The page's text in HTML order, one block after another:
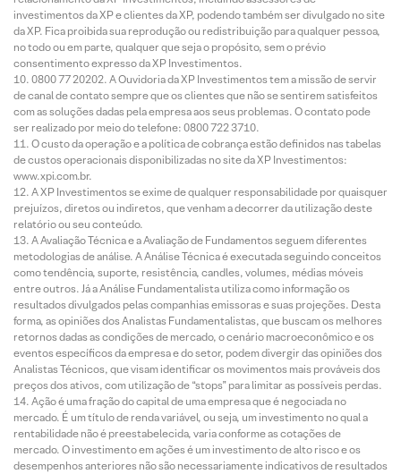
investimentos da XP e clientes da XP, podendo também ser divulgado no site
da XP. Fica proibida sua reprodução ou redistribuição para qualquer pessoa,
no todo ou em parte, qualquer que seja o propósito, sem o prévio
consentimento expresso da XP Investimentos.
0800 77 20202. A Ouvidoria da XP Investimentos tem a missão de servir
de canal de contato sempre que os clientes que não se sentirem satisfeitos
com as soluções dadas pela empresa aos seus problemas. O contato pode
ser realizado por meio do telefone: 0800 722 3710.
O custo da operação e a política de cobrança estão definidos nas tabelas
de custos operacionais disponibilizadas no site da XP Investimentos:
www.xpi.com.br.
A XP Investimentos se exime de qualquer responsabilidade por quaisquer
prejuízos, diretos ou indiretos, que venham a decorrer da utilização deste
relatório ou seu conteúdo.
A Avaliação Técnica e a Avaliação de Fundamentos seguem diferentes
metodologias de análise. A Análise Técnica é executada seguindo conceitos
como tendência, suporte, resistência, candles, volumes, médias móveis
entre outros. Já a Análise Fundamentalista utiliza como informação os
resultados divulgados pelas companhias emissoras e suas projeções. Desta
forma, as opiniões dos Analistas Fundamentalistas, que buscam os melhores
retornos dadas as condições de mercado, o cenário macroeconômico e os
eventos específicos da empresa e do setor, podem divergir das opiniões dos
Analistas Técnicos, que visam identificar os movimentos mais prováveis dos
preços dos ativos, com utilização de “stops” para limitar as possíveis perdas.
Ação é uma fração do capital de uma empresa que é negociada no
mercado. É um título de renda variável, ou seja, um investimento no qual a
rentabilidade não é preestabelecida, varia conforme as cotações de
mercado. O investimento em ações é um investimento de alto risco e os
desempenhos anteriores não são necessariamente indicativos de resultados